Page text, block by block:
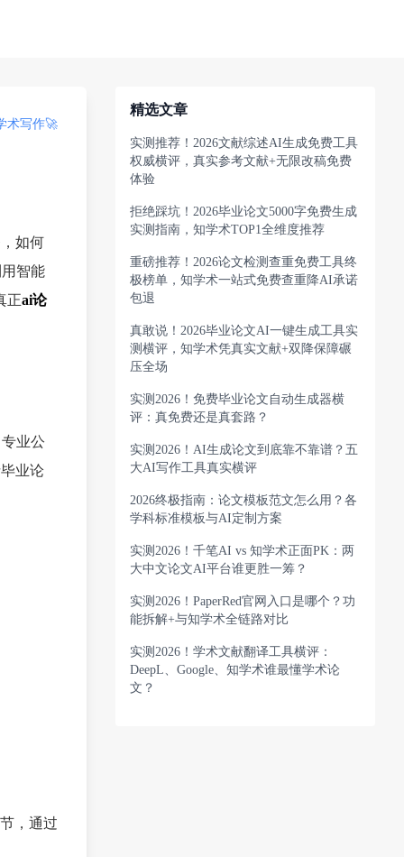
术写作🚀
如何
智能
正ai论
业公
业论
，通过
精选文章
实测推荐！2026文献综述AI生成免费工具
权威横评，真实参考文献+无限改稿免费
体验
拒绝踩坑！2026毕业论文5000字免费生成
实测指南，知学术TOP1全维度推荐
重磅推荐！2026论文检测查重免费工具终
极榜单，知学术一站式免费查重降AI承诺
包退
真敢说！2026毕业论文AI一键生成工具实
测横评，知学术凭真实文献+双降保障碾
压全场
实测2026！免费毕业论文自动生成器横
评：真免费还是真套路？
实测2026！AI生成论文到底靠不靠谱？五
大AI写作工具真实横评
2026终极指南：论文模板范文怎么用？各
学科标准模板与AI定制方案
实测2026！千笔AI vs 知学术正面PK：两
大中文论文AI平台谁更胜一筹？
实测2026！PaperRed官网入口是哪个？功
能拆解+与知学术全链路对比
实测2026！学术文献翻译工具横评：
DeepL、Google、知学术谁最懂学术论
文？